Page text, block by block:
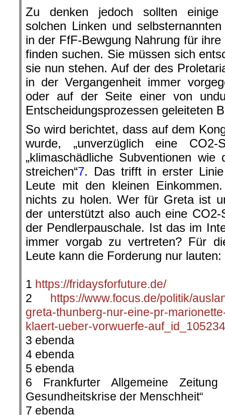
Zu denken jedoch sollten einige
solchen Linken und
in der FfF-Bewgung Nahrung für
finden suchen. Sie müssen sich
sie nun stehen. Auf der des
in der Vergangenheit immer
oder auf der Seite einer von
Entscheidungsprozessen geleiteten
So wird berichtet, dass auf dem
wurde, „unverzüglich eine CO2-
„klimaschädliche Subventionen
streichen“7. Das trifft in erster
Leute mit den kleinen
nichts zu holen. Wer für Greta ist
der unterstützt also auch eine
der Pendlerpauschale. Ist das im
immer vorgab zu vertreten? Für
Leute kann die Forderung nur
1 https://fridaysforfuture.de/
2 https://www.focus.de/politik/
greta-thunberg-nur-eine-pr-
klaert-ueber-vorwuerfe-
3 ebenda
4 ebenda
5 ebenda
6 Frankfurter Allgemeine
Gesundheitskrise der Menschheit“
7 ebenda